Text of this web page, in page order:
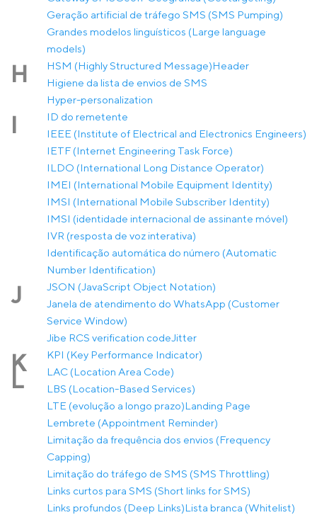
Geração artificial de tráfego SMS (SMS Pumping)
Grandes modelos linguísticos (Large language
models)
H HSM (Highly Structured Message)Header
Higiene da lista de envios de SMS
Hyper-personalization
I
ID do remetente
IEEE (Institute of Electrical and Electronics Engineers)
IETF (Internet Engineering Task Force)
ILDO (International Long Distance Operator)
IMEI (International Mobile Equipment Identity)
IMSI (International Mobile Subscriber Identity)
IMSI (identidade internacional de assinante móvel)
IVR (resposta de voz interativa)
Identificação automática do número (Automatic
Number Identification)
J
JSON (JavaScript Object Notation)
Janela de atendimento do WhatsApp (Customer
Service Window)
Jibe RCS verification codeJitter
K KPI (Key Performance Indicator)
L
LAC (Location Area Code)
LBS (Location-Based Services)
LTE (evolução a longo prazo)Landing Page
Lembrete (Appointment Reminder)
Limitação da frequência dos envios (Frequency
Capping)
Limitação do tráfego de SMS (SMS Throttling)
Links curtos para SMS (Short links for SMS)
Links profundos (Deep Links)Lista branca (Whitelist)